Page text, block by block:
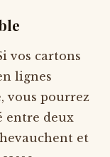
vos cartons
lignes
vous pourrez
entre deux
et